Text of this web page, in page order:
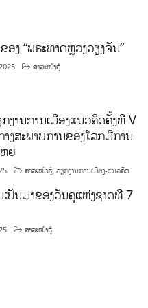
ອງ “ພຣະທາດຫຼວງວຽງຈັນ”
ສາລະໜ້າຮູ້
ງານການເມືອງແນວຄິດຄັ້ງທີ V
ງສະພາບການຂອງໂລກມີການ
ຍ່
ສາລະໜ້າຮູ້ ,ວຽກງານການເມືອງ-ແນວຄິດ
ປັນມາຂອງວັນຄູແຫ່ງຊາດທີ 7
ສາລະໜ້າຮູ້